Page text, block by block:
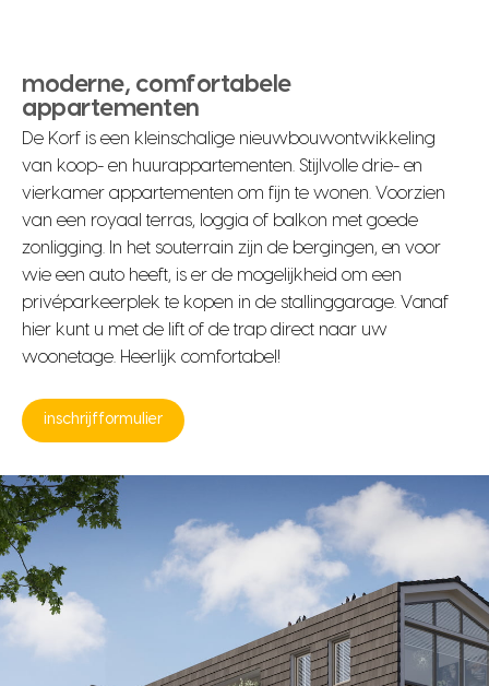
moderne, comfortabele
appartementen
De Korf is een kleinschalige nieuwbouwontwikkeling
van koop- en huurappartementen. Stijlvolle drie- en
vierkamer appartementen om fijn te wonen. Voorzien
van een royaal terras, loggia of balkon met goede
zonligging. In het souterrain zijn de bergingen, en voor
wie een auto heeft, is er de mogelijkheid om een
privéparkeerplek te kopen in de stallinggarage. Vanaf
hier kunt u met de lift of de trap direct naar uw
woonetage. Heerlijk comfortabel!
inschrijfformulier